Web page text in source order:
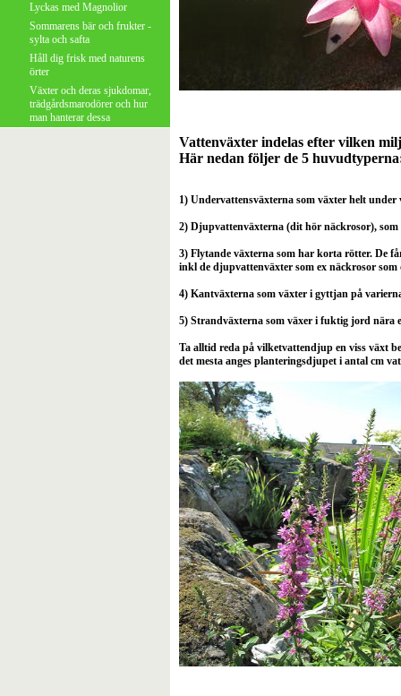
Lyckas med Magnolior
Sommarens bär och frukter -
sylta och safta
Håll dig frisk med naturens
örter
Växter och deras sjukdomar,
trädgårdsmarodörer och hur
man hanterar dessa
Vattenväxter indelas efter vilken
Här nedan följer de 5
1) Undervattensväxterna som växter helt
2) Djupvattenväxterna (dit hör näckrosor),
3) Flytande växterna som har korta rötter. De
inkl de djupvattenväxter som ex näckrosor som
4) Kantväxterna som växter i gyttjan på
5) Strandväxterna som växer i fuktig jord nära
Ta alltid reda på vilketvattendjup en viss växt
det mesta anges planteringsdjupet i antal cm